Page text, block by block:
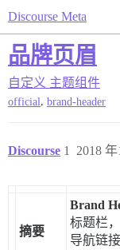
Discourse Meta
品牌页眉
自定义 主题组件
official, brand-header
Discourse 2018
1
摘要
Brand
标题栏
导航链